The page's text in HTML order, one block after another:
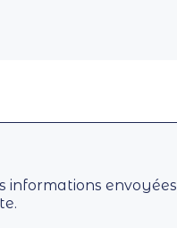
informations envoyées